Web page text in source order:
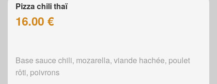
Pizza chili thaï
16.00 €
Base sauce chili, mozarella, viande hachée, poulet
rôti, poivrons